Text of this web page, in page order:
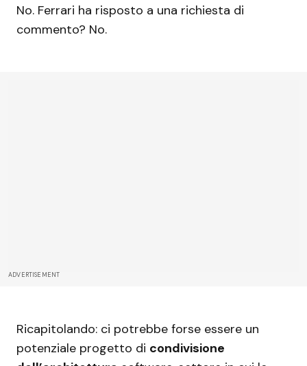
No. Ferrari ha risposto a una richiesta di
commento? No.
ADVERTISEMENT
Ricapitolando: ci potrebbe forse essere un
potenziale progetto di condivisione